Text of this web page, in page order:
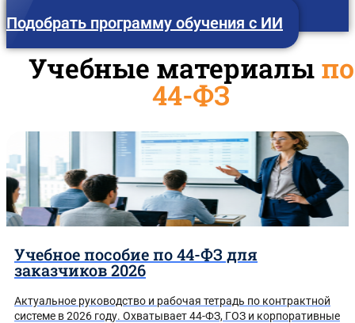
Подобрать программу обучения с ИИ
Учебные материалы по
44-ФЗ
Учебное пособие по 44-ФЗ для
заказчиков 2026
Актуальное руководство и рабочая тетрадь по контрактной
системе в 2026 году. Охватывает 44-ФЗ, ГОЗ и корпоративные